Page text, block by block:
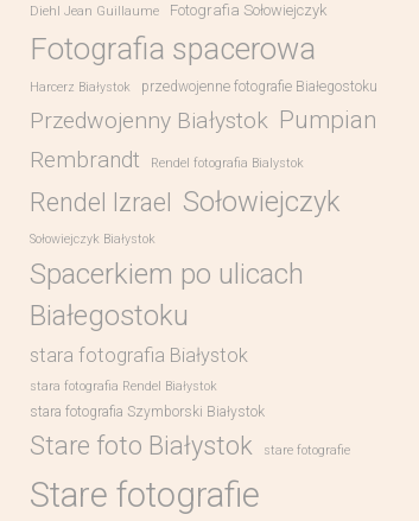
Diehl Jean Guillaume
Fotografia Sołowiejczyk
Fotografia spacerowa
Harcerz Białystok przedwojenne fotografie Białegostoku
Przedwojenny Białystok Pumpian
Rembrandt Rendel fotografia Bialystok
Rendel Izrael Sołowiejczyk
Sołowiejczyk Białystok
Spacerkiem po ulicach
Białegostoku
stara fotografia Białystok
stara fotografia Rendel Białystok
stara fotografia Szymborski Białystok
Stare foto Białystok stare fotografie
Stare fotografie